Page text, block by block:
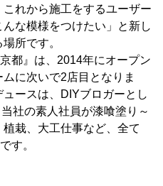
れから施工をするユーザー
な模様をつけたい」と新し
所です。
都』は、2014年にオープン
に次いで2店目となりま
ースは、DIYブロガーとし
社の素人社員が漆喰塗り～
栽、大工仕事など、全て
す。